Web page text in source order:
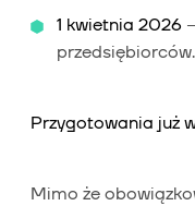
1 kwietnia 2026
przedsiębiorców.
Przygotowania już
Mimo że